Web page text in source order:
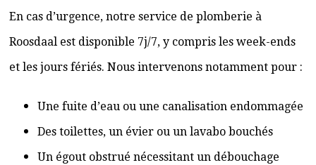
En cas d’urgence, notre service de plomberie à
Roosdaal est disponible 7j/7, y compris les week-ends
et les jours fériés. Nous intervenons notamment pour :
Une fuite d’eau ou une canalisation endommagée
Des toilettes, un évier ou un lavabo bouchés
Un égout obstrué nécessitant un débouchage